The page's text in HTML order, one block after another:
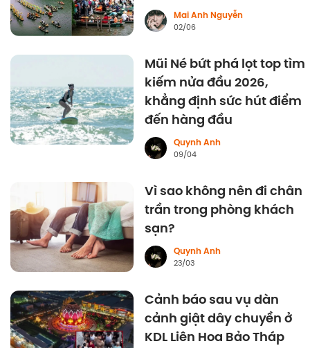
Mai Anh Nguyễn
02/06
Mũi Né bứt phá lọt top tìm
kiếm nửa đầu 2026,
khẳng định sức hút điểm
đến hàng đầu
Quynh Anh
09/04
Vì sao không nên đi chân
trần trong phòng khách
sạn?
Quynh Anh
23/03
Cảnh báo sau vụ dàn
cảnh giật dây chuyền ở
KDL Liên Hoa Bảo Tháp